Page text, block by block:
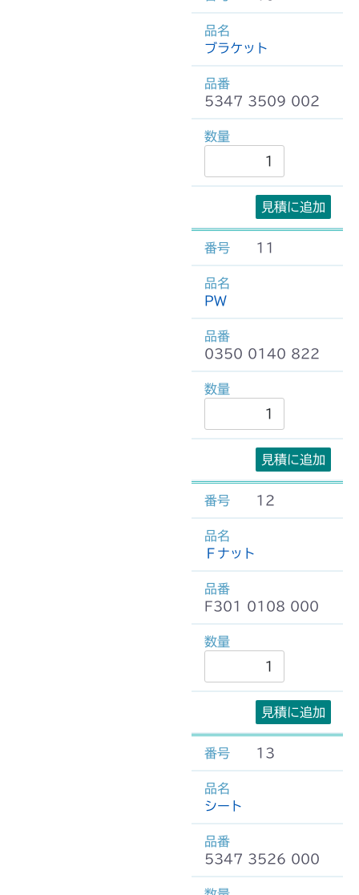
ブラケット
5347 3509 002
見積に追加
11
PW
0350 0140 822
見積に追加
12
Ｆナット
F301 0108 000
見積に追加
13
シート
5347 3526 000